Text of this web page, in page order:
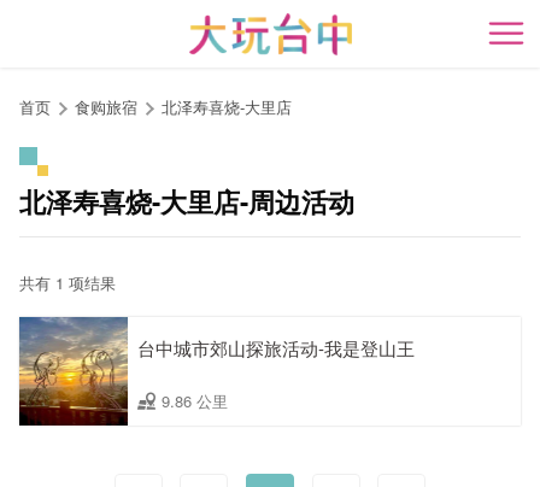
开
首页 食购旅宿 北泽寿喜烧-大里店
北泽寿喜烧-大里店-周边活动
共有 1 项结果
台中城市郊山探旅活动-我是登山王
9.86 公里